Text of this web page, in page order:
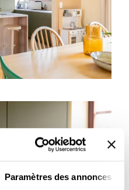
Paramètres des annonces